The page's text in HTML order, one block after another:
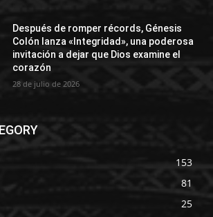
Después de romper récords, Génesis
Colón lanza «Integridad», una poderosa
invitación a dejar que Dios examine el
corazón
28 de julio de 2026
153
81
25